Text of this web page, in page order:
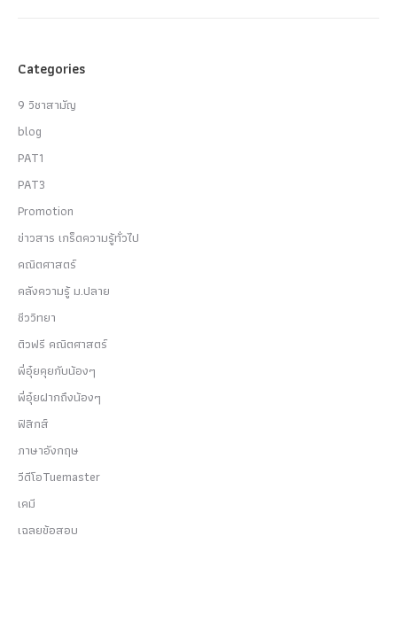
Categories
9 วิชาสามัญ
blog
PAT1
PAT3
Promotion
ข่าวสาร เกร็ดความรู้ทั่วไป
คณิตศาสตร์
คลังความรู้ ม.ปลาย
ชีววิทยา
ติวฟรี คณิตศาสตร์
พี่อุ๋ยคุยกับน้องๆ
พี่อุ๋ยฝากถึงน้องๆ
ฟิสิกส์
ภาษาอังกฤษ
วีดีโอTuemaster
เคมี
เฉลยข้อสอบ